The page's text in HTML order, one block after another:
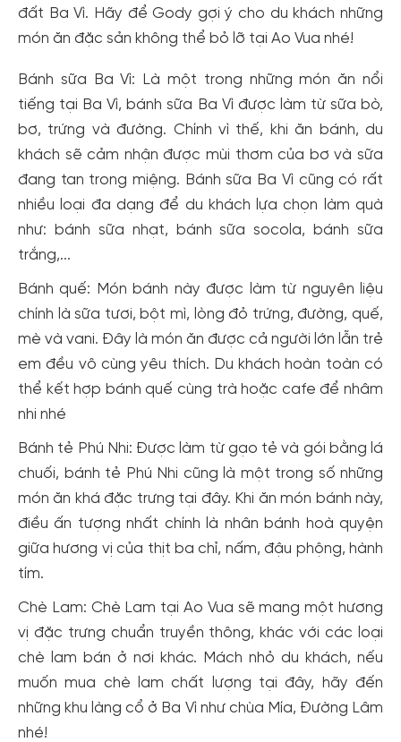
đất Ba Vì. Hãy để Gody gợi ý cho du khách những
món ăn đặc sản không thể bỏ lỡ tại Ao Vua nhé!
Bánh sữa Ba Vì: Là một trong những món ăn nổi
tiếng tại Ba Vì, bánh sữa Ba Vì được làm từ sữa bò,
bơ, trứng và đường. Chính vì thế, khi ăn bánh, du
khách sẽ cảm nhận được mùi thơm của bơ và sữa
đang tan trong miệng. Bánh sữa Ba Vì cũng có rất
nhiều loại đa dạng để du khách lựa chọn làm quà
như: bánh sữa nhạt, bánh sữa socola, bánh sữa
trắng,...
Bánh quế: Món bánh này được làm từ nguyên liệu
chính là sữa tươi, bột mì, lòng đỏ trứng, đường, quế,
mè và vani. Đây là món ăn được cả người lớn lẫn trẻ
em đều vô cùng yêu thích. Du khách hoàn toàn có
thể kết hợp bánh quế cùng trà hoặc cafe để nhâm
nhi nhé
Bánh tẻ Phú Nhi: Được làm từ gạo tẻ và gói bằng lá
chuối, bánh tẻ Phú Nhi cũng là một trong số những
món ăn khá đặc trưng tại đây. Khi ăn món bánh này,
điều ấn tượng nhất chính là nhân bánh hoà quyện
giữa hương vị của thịt ba chỉ, nấm, đậu phộng, hành
tím.
Chè Lam: Chè Lam tại Ao Vua sẽ mang một hương
vị đặc trưng chuẩn truyền thông, khác với các loại
chè lam bán ở nơi khác. Mách nhỏ du khách, nếu
muốn mua chè lam chất lượng tại đây, hãy đến
những khu làng cổ ở Ba Vì như chùa Mía, Đường Lâm
nhé!